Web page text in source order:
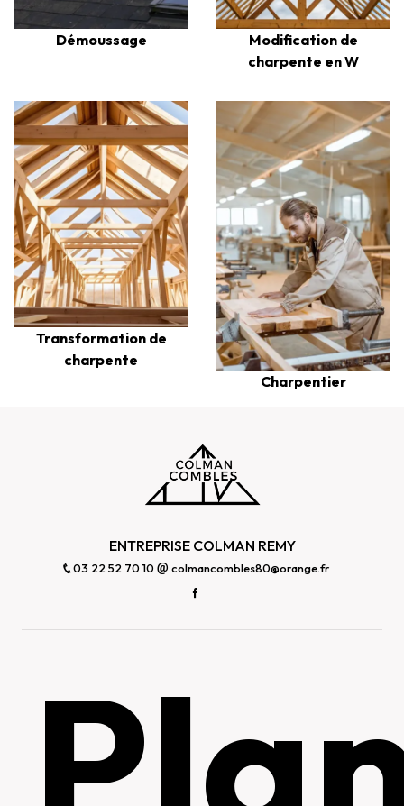
Démoussage
Modification de
charpente en W
Transformation de
charpente
Charpentier
ENTREPRISE COLMAN REMY
03 22 52 70 10 colmancombles80@orange.fr